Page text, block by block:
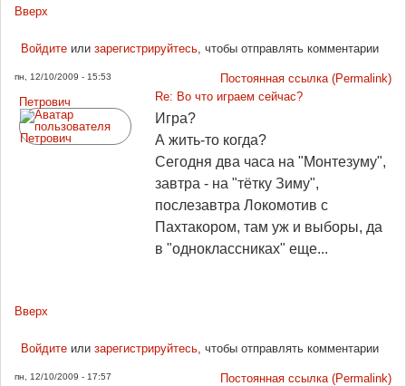
Вверх
Войдитеили зарегистрируйтесь, чтобы отправлять комментарии
пн, 12/10/2009 - 15:53
Постоянная ссылка (Permalink)
Петрович
Re: Во что играем сейчас?
Игра?
А жить-то когда?
Сегодня два часа на "Монтезуму",
завтра - на "тётку Зиму",
послезавтра Локомотив с
Пахтакором, там уж и выборы, да
в "одноклассниках" еще...
Вверх
Войдитеили зарегистрируйтесь, чтобы отправлять комментарии
пн, 12/10/2009 - 17:57
Постоянная ссылка (Permalink)